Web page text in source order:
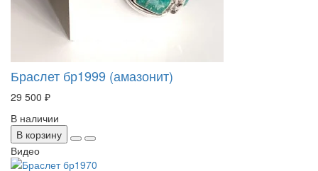
Браслет бр1999 (амазонит)
29 500 ₽
В наличии
В корзину
Видео